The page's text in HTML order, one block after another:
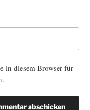
in diesem Browser für